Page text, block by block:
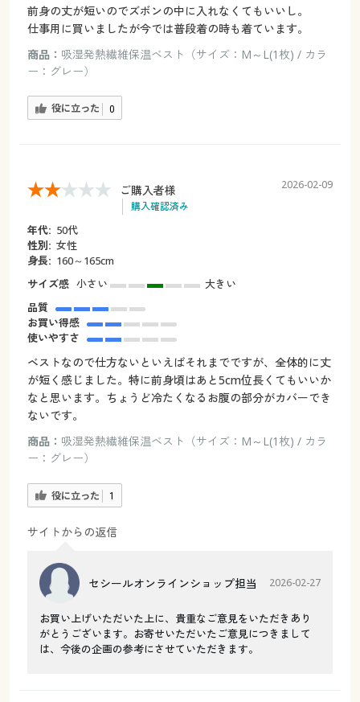
前身の丈が短いのでズボンの中に入れなくてもいいし。
仕事用に買いましたが今では普段着の時も着ています。
商品： 吸湿発熱繊維保温ベスト（サイズ：M～L(1枚) / カラ
ー：グレー）
役に立った 0
ご購入者様
購入確認済み
2026-02-09
年代: 50代
性別: 女性
身長: 160～165cm
サイズ感 小さい
大きい
品質
お買い得感
使いやすさ
ベストなので仕方ないといえばそれまでですが、全体的に丈
が短く感じました。特に前身頃はあと5cm位長くてもいいか
なと思います。ちょうど冷たくなるお腹の部分がカバーでき
ないです。
商品： 吸湿発熱繊維保温ベスト（サイズ：M～L(1枚) / カラ
ー：グレー）
役に立った 1
サイトからの返信
セシールオンラインショップ担当 2026-02-27
お買い上げいただいた上に、貴重なご意見をいただきあり
がとうございます。お寄せいただいたご意見につきまして
は、今後の企画の参考にさせていただきます。